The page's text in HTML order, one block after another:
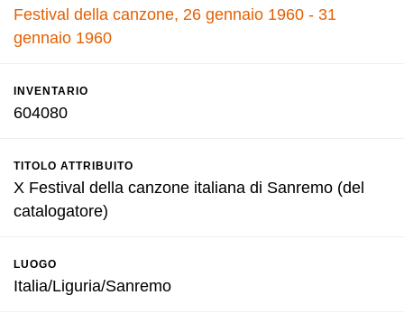
Festival della canzone, 26 gennaio 1960 - 31
gennaio 1960
INVENTARIO
604080
TITOLO ATTRIBUITO
X Festival della canzone italiana di Sanremo (del
catalogatore)
LUOGO
Italia/Liguria/Sanremo